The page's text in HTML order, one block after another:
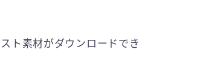
ト素材がダウンロードでき